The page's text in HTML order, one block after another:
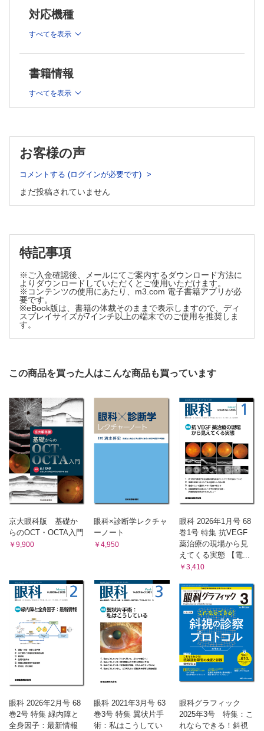
松宮 亘
6.OCT angiography
坪田 欣也
ビッセン宮島 弘子
サイトメガロウイルスによる眼内炎症の最近の知見
症例報告
初回症状鎮静に時間を要したCOVID-19併発Vogt-小柳-原田病
丹野 美和子
野牛 悠那
私の経験
3例
宮瀬 太志
対応機種
すべてを表示
書籍情報
すべてを表示
お客様の声
コメントする (ログインが必要です)
まだ投稿されていません
特記事項
※ご入金確認後、メールにてご案内するダウンロード方法に
よりダウンロードしていただくとご使用いただけます。
※コンテンツの使用にあたり、m3.com 電子書籍アプリが必
要です。
※eBook版は、書籍の体裁そのままで表示しますので、ディ
スプレイサイズが7インチ以上の端末でのご使用を推奨しま
す。
この商品を買った人はこんな商品も買っています
京大眼科版 基礎か
らのOCT・OCTA入門
￥9,900
眼科×診断学レクチャ
ーノート
￥4,950
眼科 2026年1月号 68
巻1号 特集 抗VEGF
薬治療の現場から見
えてくる実態 【電...
￥3,410
眼科 2026年2月号 68
巻2号 特集 緑内障と
全身因子：最新情報
眼科 2021年3月号 63
巻3号 特集 翼状片手
術：私はこうしてい
眼科グラフィック
2025年3号 特集：こ
れならできる！斜視